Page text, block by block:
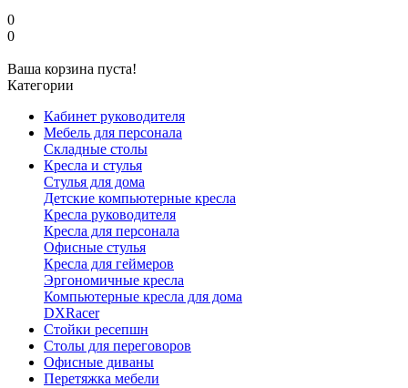
0
0
Ваша корзина пуста!
Категории
Кабинет руководителя
Мебель для персонала
Складные столы
Кресла и стулья
Стулья для дома
Детские компьютерные кресла
Кресла руководителя
Кресла для персонала
Офисные стулья
Кресла для геймеров
Эргономичные кресла
Компьютерные кресла для дома
DXRacer
Стойки ресепшн
Столы для переговоров
Офисные диваны
Перетяжка мебели